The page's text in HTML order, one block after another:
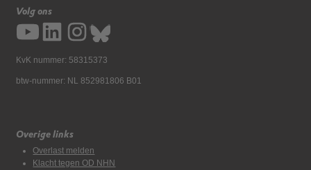
Volg ons
KvK nummer: 58315373
btw-nummer: NL 852981806 B01
Overige links
Overlast melden
Klacht tegen OD NHN